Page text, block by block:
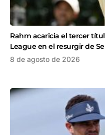
Rahm acaricia el tercer
League en el resurgir de
8 de agosto de 2026